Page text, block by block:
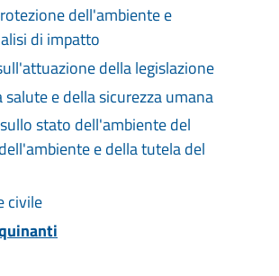
dell'ambiente e
di impatto
della legislazione
salute e della sicurezza umana
stato dell'ambiente del
e della tutela del
civile